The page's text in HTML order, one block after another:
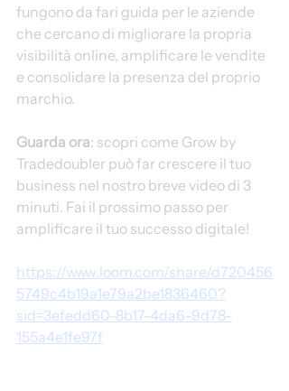
fungono da fari guida per le aziende
che cercano di migliorare la propria
visibilità online, amplificare le vendite
e consolidare la presenza del proprio
marchio.
Guarda ora: scopri come Grow by
Tradedoubler può far crescere il tuo
business nel nostro breve video di 3
minuti. Fai il prossimo passo per
amplificare il tuo successo digitale!
https://www.loom.com/share/d720456
5749c4b19a1e79a2be1836460?
sid=3efedd60-8b17-4da6-9d78-
155a4e1fe97f